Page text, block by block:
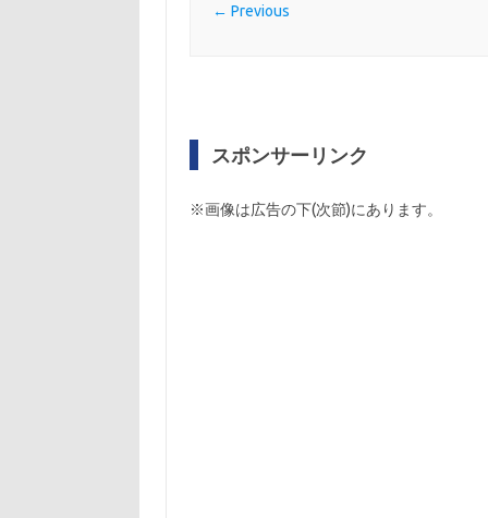
← Previous
スポンサーリンク
※画像は広告の下(次節)にあります。